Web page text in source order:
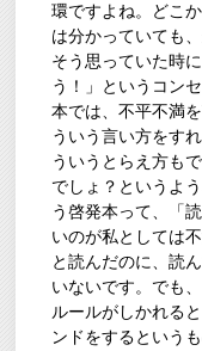
環ですよね。どこ
は分かっていても
そう思っていた時
う！」というコン
本では、不平不満
ういう言い方をす
ういうとらえ方も
でしょ？というよ
う啓発本って、「
いのが私としては
と読んだのに、読
いないです。でも
ルールがしかれる
ンドをするという